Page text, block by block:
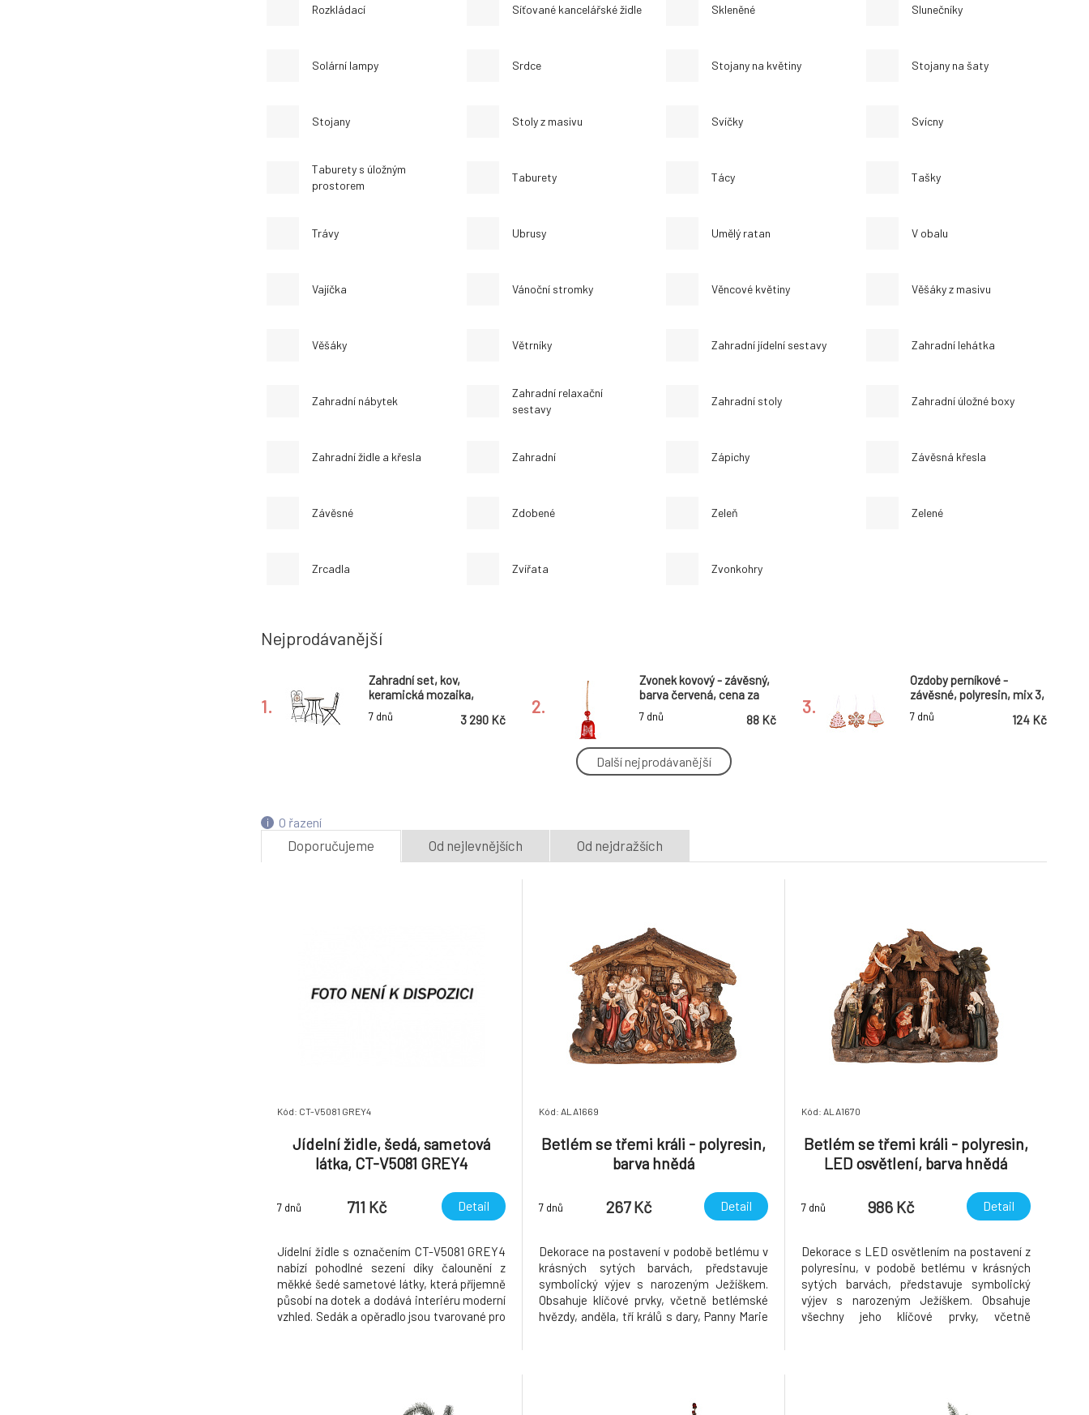
Rozkládací Síťované kancelářské židle Skleněné Slunečníky
Solární lampy Srdce Stojany na květiny Stojany na šaty
Stojany Stoly z masivu Svíčky Svícny
Taburety s úložným
prostorem
Taburety Tácy Tašky
Trávy Ubrusy Umělý ratan V obalu
Vajíčka Vánoční stromky Věncové květiny Věšáky z masivu
Věšáky Větrníky Zahradní jídelní sestavy Zahradní lehátka
Zahradní nábytek
Zahradní relaxační
sestavy
Zahradní stoly Zahradní úložné boxy
Zahradní židle a křesla Zahradní Zápichy Závěsná křesla
Závěsné Zdobené Zeleň Zelené
Zrcadla Zvířata Zvonkohry
Nejprodávanější
1.
Zahradní set, kov,
keramická mozaika,
US1600 SET
7 dnů 3 290 Kč
2.
Zvonek kovový - závěsný,
barva červená, cena za
balení (4 ks)
7 dnů 88 Kč
3.
Ozdoby perníkové -
závěsné, polyresin, mix 3,
cena za 1 ks
7 dnů 124 Kč
Ozdoby skleněné - pr. 4
Ozdoby skleněné - pr. 4
Další nejprodávanější
O řazení
Doporučujeme Od nejlevnějších Od nejdražších
Kód: CT-V5081 GREY4
Jídelní židle, šedá, sametová
látka, CT-V5081 GREY4
7 dnů 711 Kč Detail
Jídelní židle s označením CT-V5081 GREY4
nabízí pohodlné sezení díky čalounění z
měkké šedé sametové látky, která příjemně
působí na dotek a dodává interiéru moderní
vzhled. Sedák a opěradlo jsou tvarované pro
Kód: ALA1669
Betlém se třemi králi - polyresin,
barva hnědá
7 dnů 267 Kč Detail
Dekorace na postavení v podobě betlému v
krásných sytých barvách, představuje
symbolický výjev s narozeným Ježíškem.
Obsahuje klíčové prvky, včetně betlémské
hvězdy, anděla, tří králů s dary, Panny Marie
Kód: ALA1670
Betlém se třemi králi - polyresin,
LED osvětlení, barva hnědá
7 dnů 986 Kč Detail
Dekorace s LED osvětlením na postavení z
polyresinu, v podobě betlému v krásných
sytých barvách, představuje symbolický
výjev s narozeným Ježíškem. Obsahuje
všechny jeho klíčové prvky, včetně